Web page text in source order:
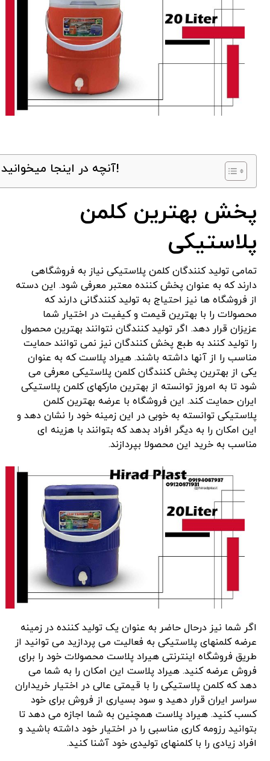
آنچه در اینجا میخوانید!
پخش بهترین کلمن
پلاستیکی
تمامی تولید کنندگان کلمن پلاستیکی نیاز به فروشگاهی
دارند که به عنوان پخش کننده معتبر معرفی شود. این دسته
از فروشگاه ها نیز احتیاج به تولید کنندگانی دارند که
محصولات را با بهترین قیمت و کیفیت در اختیار شما
عزیزان قرار دهد. اگر تولید کنندگان نتوانند بهترین محصول
را تولید کنند به طبع پخش کنندگان نیز نمی توانند حمایت
مناسب را از آنها داشته باشند. هیراد پلاست که به عنوان
یکی از بهترین پخش کنندگان کلمن پلاستیکی معرفی می
شود تا به امروز توانسته از بهترین مارکهای کلمن پلاستیکی
ایران حمایت کند. این فروشگاه با عرضه بهترین کلمن
پلاستیکی توانسته به خوبی در این زمینه خود را نشان دهد و
این امکان را به دیگر افراد بدهد که بتوانند با هزینه ای
مناسب به خرید این محصولا بپردازند.
اگر شما نیز درحال حاضر به عنوان یک تولید کننده در زمینه
عرضه کلمنهای پلاستیکی به فعالیت می پردازید می توانید از
طریق فروشگاه اینترنتی هیراد پلاست محصولات خود را برای
فروش عرضه کنید. هیراد پلاست این امکان را به شما می
دهد که کلمن پلاستیکی را با قیمتی عالی در اختیار خریداران
سراسر ایران قرار دهید و سود بسیاری از فروش برای خود
کسب کنید. هیراد پلاست همچنین به شما اجازه می دهد تا
بتوانید رزومه کاری مناسبی را در اختیار خود داشته باشید و
افراد زیادی را با کلمنهای تولیدی خود آشنا کنید.